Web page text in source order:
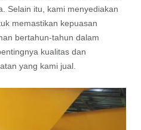
Selain itu, kami menyediakan
memastikan kepuasan
bertahun-tahun dalam
kualitas dan
yang kami jual.